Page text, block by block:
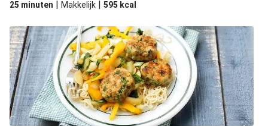
25 minuten | Makkelijk | 595 kcal